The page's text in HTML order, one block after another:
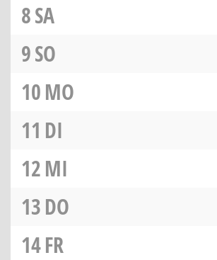
8SA
9SO
10MO
11 DI
12MI
13DO
14FR